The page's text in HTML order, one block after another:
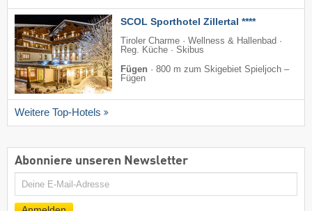
SCOL Sporthotel Zillertal ****
Tiroler Charme · Wellness & Hallenbad ·
Reg. Küche · Skibus
Fügen · 800 m zum Skigebiet Spieljoch –
Fügen
Weitere Top-Hotels
Abonniere unseren Newsletter
E-
Mail